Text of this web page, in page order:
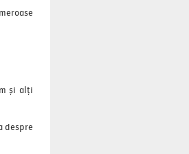
și alți
despre